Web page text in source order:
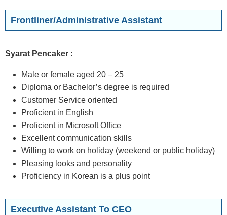
Frontliner/Administrative Assistant
Syarat Pencaker :
Male or female aged 20 – 25
Diploma or Bachelor’s degree is required
Customer Service oriented
Proficient in English
Proficient in Microsoft Office
Excellent communication skills
Willing to work on holiday (weekend or public holiday)
Pleasing looks and personality
Proficiency in Korean is a plus point
Executive Assistant To CEO